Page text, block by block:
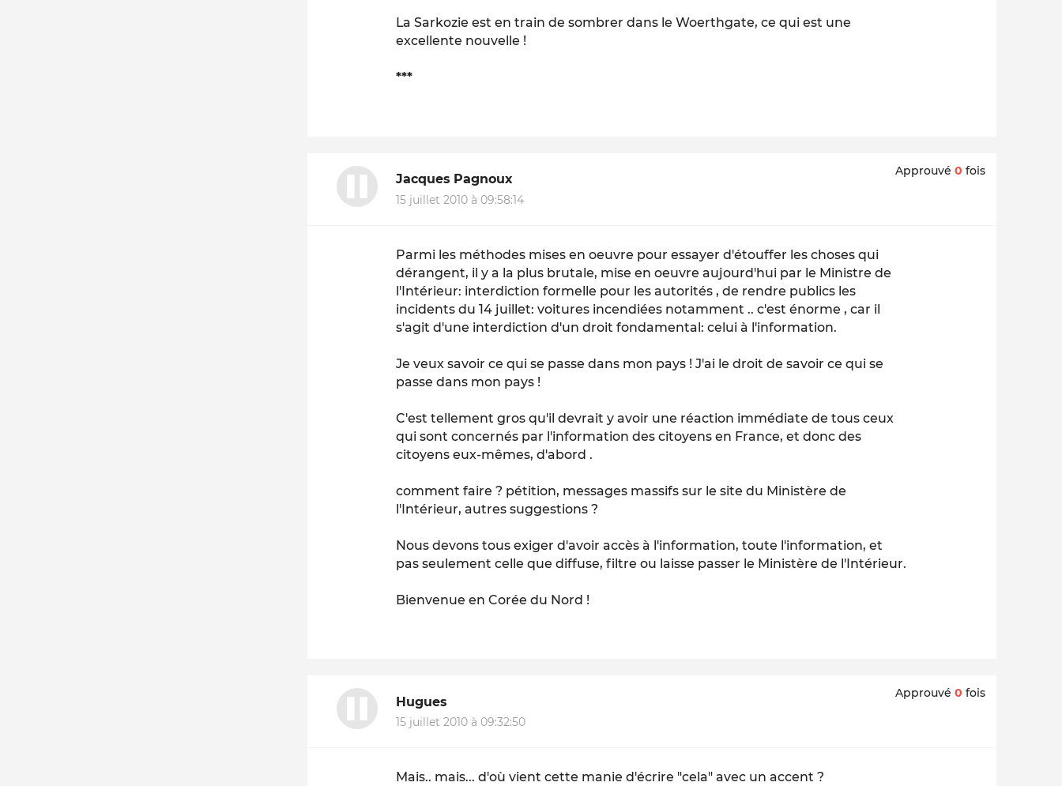
La Sarkozie est en train de sombrer dans le Woerthgate, ce qui est une
excellente nouvelle !
***
Jacques Pagnoux
15 juillet 2010 à 09:58:14
Approuvé 0 fois
Parmi les méthodes mises en oeuvre pour essayer d'étouffer les choses qui
dérangent, il y a la plus brutale, mise en oeuvre aujourd'hui par le Ministre de
l'Intérieur: interdiction formelle pour les autorités , de rendre publics les
incidents du 14 juillet: voitures incendiées notamment .. c'est énorme , car il
s'agit d'une interdiction d'un droit fondamental: celui à l'information.
Je veux savoir ce qui se passe dans mon pays ! J'ai le droit de savoir ce qui se
passe dans mon pays !
C'est tellement gros qu'il devrait y avoir une réaction immédiate de tous ceux
qui sont concernés par l'information des citoyens en France, et donc des
citoyens eux-mêmes, d'abord .
comment faire ? pétition, messages massifs sur le site du Ministère de
l'Intérieur, autres suggestions ?
Nous devons tous exiger d'avoir accès à l'information, toute l'information, et
pas seulement celle que diffuse, filtre ou laisse passer le Ministère de l'Intérieur.
Bienvenue en Corée du Nord !
Hugues
15 juillet 2010 à 09:32:50
Approuvé 0 fois
Mais.. mais... d'où vient cette manie d'écrire "cela" avec un accent ?